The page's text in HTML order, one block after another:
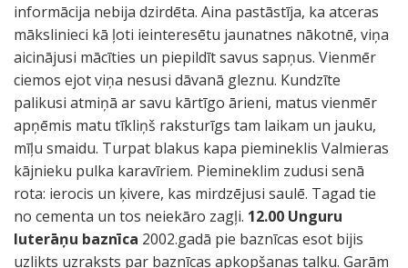
informācija nebija dzirdēta. Aina pastāstīja, ka atceras
mākslinieci kā ļoti ieinteresētu jaunatnes nākotnē, viņa
aicinājusi mācīties un piepildīt savus sapņus. Vienmēr
ciemos ejot viņa nesusi dāvanā gleznu. Kundzīte
palikusi atmiņā ar savu kārtīgo ārieni, matus vienmēr
apņēmis matu tīkliņš raksturīgs tam laikam un jauku,
mīļu smaidu. Turpat blakus kapa piemineklis Valmieras
kājnieku pulka karavīriem. Piemineklim zudusi senā
rota: ierocis un ķivere, kas mirdzējusi saulē. Tagad tie
no cementa un tos neiekāro zagļi. 12.00 Unguru
luterāņu baznīca 2002.gadā pie baznīcas esot bijis
uzlikts uzraksts par baznīcas apkopšanas talku. Garām